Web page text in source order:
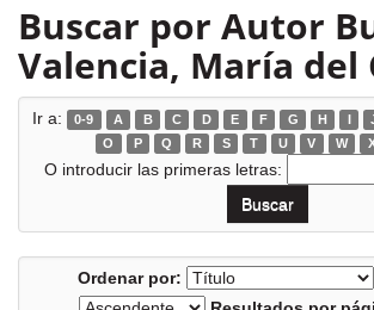
Buscar por Autor
Valencia, María del
Ir a: 0-9 A B C D E F G H I
O
P Q R S T U V W
O introducir las primeras letras:
Ordenar por: